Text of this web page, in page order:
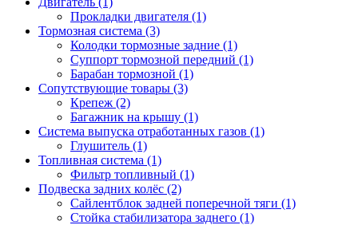
Прокладки двигателя (1)
Тормозная система (3)
Колодки тормозные задние (1)
Суппорт тормозной передний (1)
Барабан тормозной (1)
Сопутствующие товары (3)
Крепеж (2)
Багажник на крышу (1)
Система выпуска отработанных газов (1)
Глушитель (1)
Топливная система (1)
Фильтр топливный (1)
Подвеска задних колёс (2)
Сайлентблок задней поперечной тяги (1)
Стойка стабилизатора заднего (1)